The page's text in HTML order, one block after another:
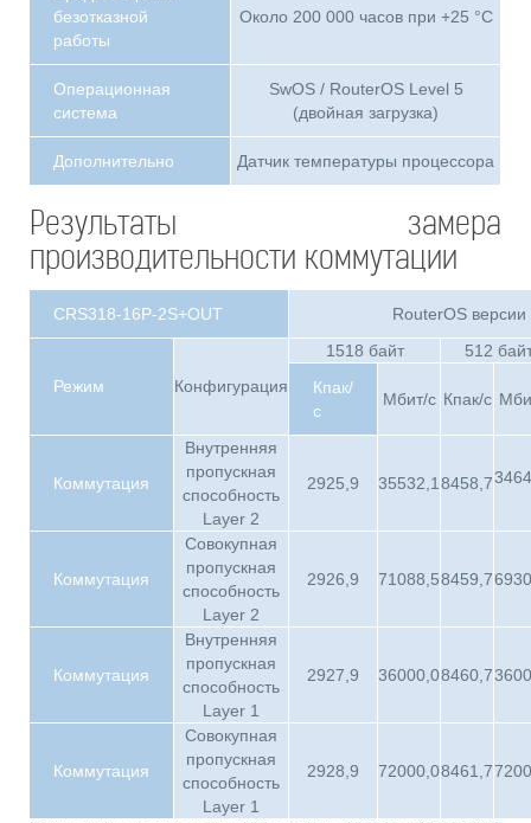
безотказной
работы
Около 200 000 часов при +25 °C
Операционная
система
SwOS / RouterOS Level 5
(двойная загрузка)
Дополнительно Датчик температуры процессора
Результаты замера
производительности коммутации
CRS318-16P-2S+OUT RouterOS
Режим Конфигурация
1518 байт
512
Кпак/
с
Мбит/с Кпак/с
Коммутация
Внутренняя
пропускная
способность
Layer 2
2925,9 35532,18458,7
Коммутация
Совокупная
пропускная
способность
Layer 2
2926,9 71088,58459,7
Коммутация
Внутренняя
пропускная
способность
Layer 1
2927,9 36000,08460,7
Коммутация
Совокупная
пропускная
способность
Layer 1
2928,9 72000,08461,7